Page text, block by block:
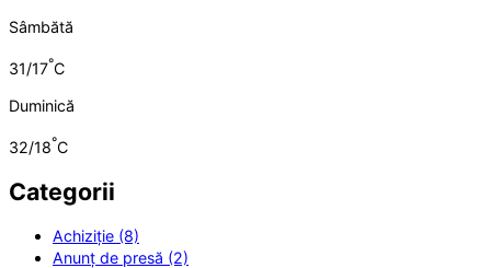
Sâmbătă
31/17°C
Duminică
32/18°C
Categorii
Achiziție (8)
Anunț de presă (2)